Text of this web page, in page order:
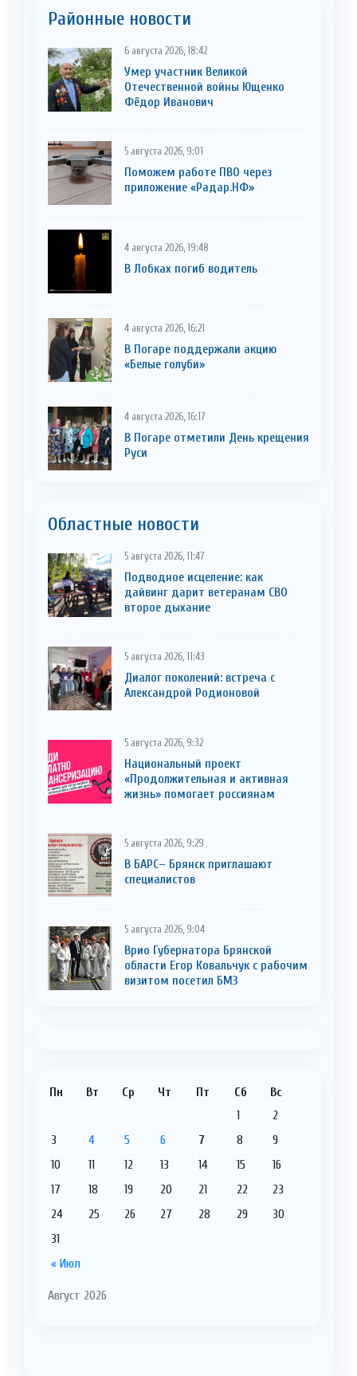
Районные новости
6 августа 2026, 18:42
Умер участник Великой
Отечественной войны Ющенко
Фёдор Иванович
5 августа 2026, 9:01
Поможем работе ПВО через
приложение «Радар.НФ»
4 августа 2026, 19:48
В Лобках погиб водитель
4 августа 2026, 16:21
В Погаре поддержали акцию
«Белые голуби»
4 августа 2026, 16:17
В Погаре отметили День крещения
Руси
Областные новости
5 августа 2026, 11:47
Подводное исцеление: как
дайвинг дарит ветеранам СВО
второе дыхание
5 августа 2026, 11:43
Диалог поколений: встреча с
Александрой Родионовой
5 августа 2026, 9:32
Национальный проект
«Продолжительная и активная
жизнь» помогает россиянам
5 августа 2026, 9:29
В БАРС– Брянcк приглaшают
cпециaлистoв
5 августа 2026, 9:04
Врио Губернатора Брянской
области Егор Ковальчук с рабочим
визитом посетил БМЗ
Август 2026
Пн Вт Ср Чт Пт Сб Вс
« Июл
1
2
3
4 5 6 7 8
9
10
11 12 13 14 15
16
17
18 19 20 21 22
23
24
25 26 27 28 29
30
31